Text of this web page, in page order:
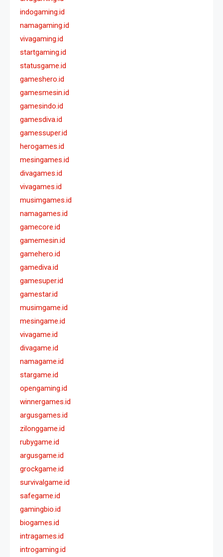
indogaming.id
namagaming.id
vivagaming.id
startgaming.id
statusgame.id
gameshero.id
gamesmesin.id
gamesindo.id
gamesdiva.id
gamessuper.id
herogames.id
mesingames.id
divagames.id
vivagames.id
musimgames.id
namagames.id
gamecore.id
gamemesin.id
gamehero.id
gamediva.id
gamesuper.id
gamestar.id
musimgame.id
mesingame.id
vivagame.id
divagame.id
namagame.id
stargame.id
opengaming.id
winnergames.id
argusgames.id
zilonggame.id
rubygame.id
argusgame.id
grockgame.id
survivalgame.id
safegame.id
gamingbio.id
biogames.id
intragames.id
introgaming.id